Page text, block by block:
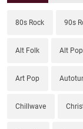
80s Rock 90s
Alt Folk Alt Pop
Art Pop
Chillwave